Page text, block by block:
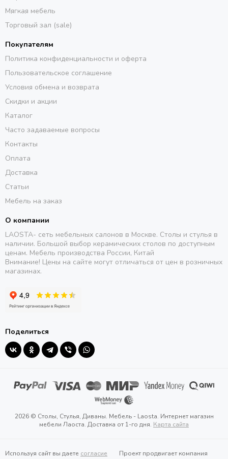
Мягкая мебель
Торговый зал (sale)
Покупателям
Политика конфиденциальности и оферта
Пользовательское соглашение
Условия обмена и возврата
Скидки и акции
Каталог
Часто задаваемые вопросы
Контакты
Оплата
Доставка
Статьи
Мебель на заказ
О компании
LAOSTA- сеть мебельных салонов в Москве. Столы и стулья в
наличии. Большой выбор керамических столов по доступным
ценам. Мебель производства России, Китай
Внимание! Цены на сайте могут отличаться от цен в розничных
магазинах.
Поделиться
2026 © Столы, Стулья, Диваны. Мебель - Laosta. Интернет магазин
мебели Лаоста. Доставка от 1-го дня. Карта сайта
Используя сайт вы даете согласие
Проект продвигает компания